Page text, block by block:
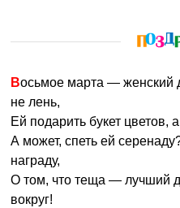
Восьмое марта — женский день, поздравить тещу мне
не лень,
Ей подарить букет цветов,
А может, спеть ей
награду,
О том, что теща — лучший
вокруг!